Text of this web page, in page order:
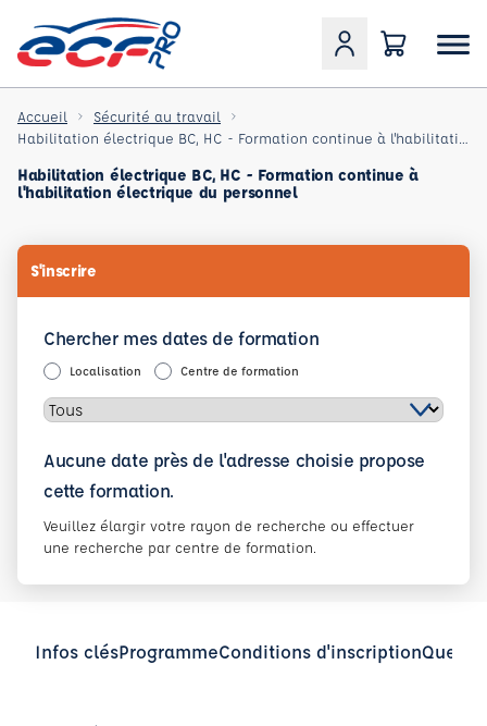
Accueil
Sécurité au travail
Habilitation électrique BC, HC - Formation continue à
l'habilitation électrique du personnel
S'inscrire
Chercher mes dates de formation
Localisation Centre de formation
Aucune date près de l'adresse choisie propose
cette formation.
Veuillez élargir votre rayon de recherche ou effectuer
une recherche par centre de formation.
Infos clésProgrammeConditions d'inscription